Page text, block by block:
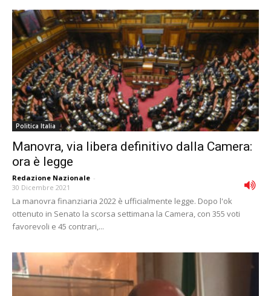
Politica Italia
Manovra, via libera definitivo dalla Camera:
ora è legge
Redazione Nazionale -
30 Dicembre 2021
La manovra finanziaria 2022 è ufficialmente legge. Dopo l'ok
ottenuto in Senato la scorsa settimana la Camera, con 355 voti
favorevoli e 45 contrari,...